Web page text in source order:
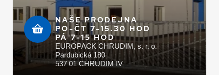
NAŠE PRODEJNA
PO-ČT 7-15.30 HOD
PÁ 7-15 HOD
EUROPACK CHRUDIM, s. r. o.
Pardubická 180
537 01 CHRUDIM IV